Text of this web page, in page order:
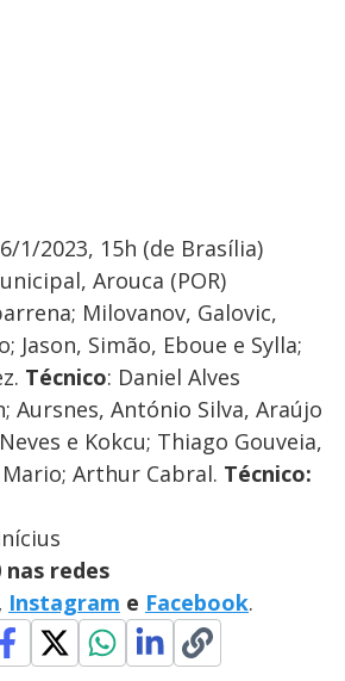
1/2023, 15h (de Brasília)
Arouca (POR)
Milovanov, Galovic,
Jason, Simão, Eboue e Sylla;
Técnico: Daniel Alves
Aursnes, António Silva, Araújo
e Kokcu; Thiago Gouveia,
Mario; Arthur Cabral. Técnico:
nas redes
Instagram e Facebook.